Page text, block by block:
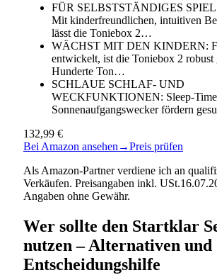
FÜR SELBSTSTÄNDIGES
Mit kinderfreundlichen, intuitiven
lässt die Toniebox 2…
WÄCHST MIT DEN KINDERN:
entwickelt, ist die Toniebox 2 robust
Hunderte Ton…
SCHLAUE SCHLAF- UND
WECKFUNKTIONEN: Sleep-
Sonnenaufgangswecker fördern
132,99 €
Bei Amazon ansehen →Preis prüfen
Als Amazon-Partner verdiene ich an
Verkäufen. Preisangaben inkl.
Angaben ohne Gewähr.
Wer sollte den Startklar
nutzen – Alternativen und
Entscheidungshilfe